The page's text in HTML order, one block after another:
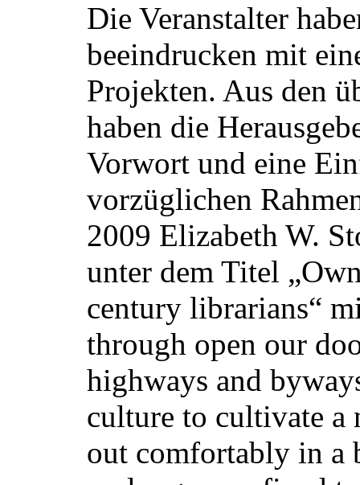
Die Veranstalter
beeindrucken mit
Projekten. Aus den
haben die
Vorwort und eine
vorzüglichen
2009 Elizabeth W.
unter dem Titel
century librarians“
through open our
highways and
culture to cultivate a
out comfortably in a